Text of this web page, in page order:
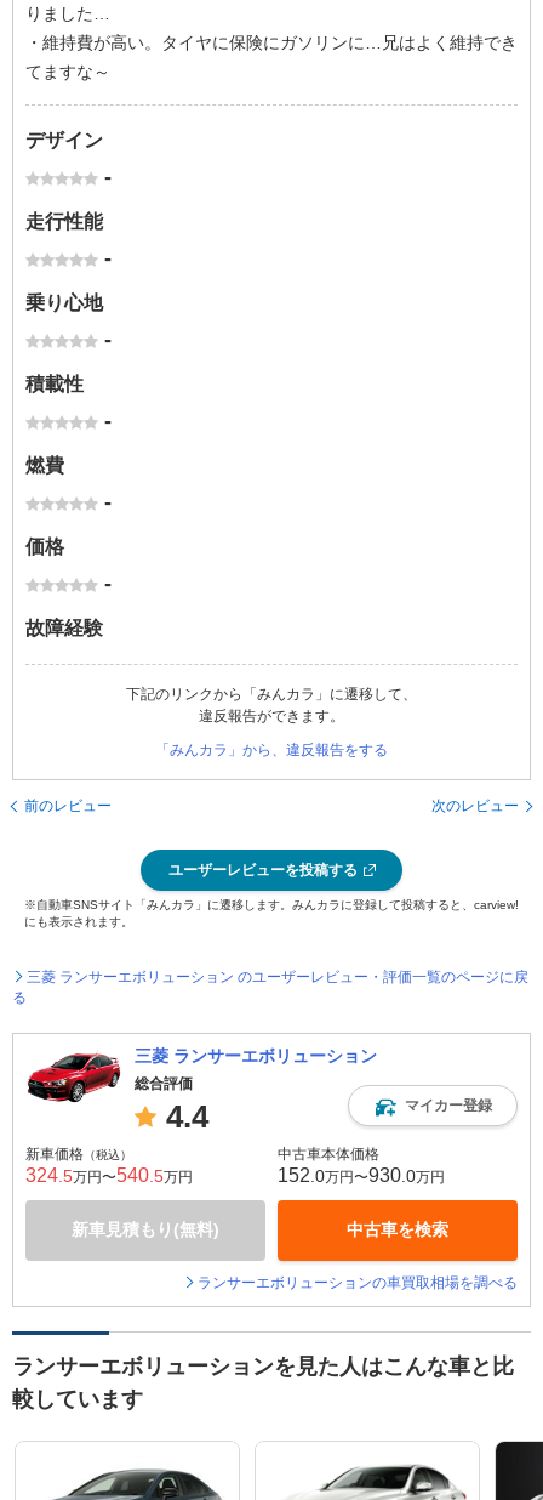
りました…
・維持費が高い。タイヤに保険にガソリンに…兄はよく維持でき
てますな～
デザイン
-
走行性能
-
乗り心地
-
積載性
-
燃費
-
価格
-
故障経験
下記のリンクから「みんカラ」に遷移して、
違反報告ができます。
「みんカラ」から、違反報告をする
前のレビュー 次のレビュー
ユーザーレビューを投稿する
※自動車SNSサイト「みんカラ」に遷移します。みんカラに登録して投稿すると、carview!
にも表示されます。
三菱 ランサーエボリューション のユーザーレビュー・評価一覧のページに戻
る
三菱 ランサーエボリューション
総合評価
4.4 マイカー登録
新車価格 （税込）
324 .5万円〜540 .5万円
新車見積もり(無料)
中古車本体価格
152 .0万円〜930 .0万円
中古車を検索
ランサーエボリューションの車買取相場を調べる
ランサーエボリューションを見た人はこんな車と比
較しています